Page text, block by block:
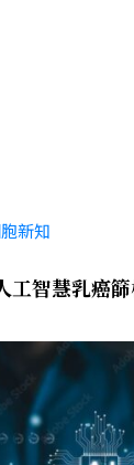
新知
工智慧乳癌